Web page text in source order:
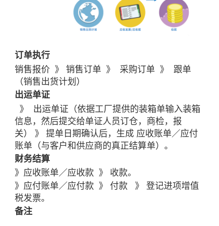
订单执行
销售报价 》 销售订单 》 采购订单 》 跟单
（销售出货计划）
出运单证
》 出运单证（依据工厂提供的装箱单输入装箱
信息，然后提交给单证人员订仓，商检，报
关） 》 提单日期确认后，生成 应收账单／应付
账单 （与客户和供应商的真正结算单）。
财务结算
》应收账单／应收款 》 收款。
》应付账单／应付款 》 付款 》 登记进项增值
税发票。
备注